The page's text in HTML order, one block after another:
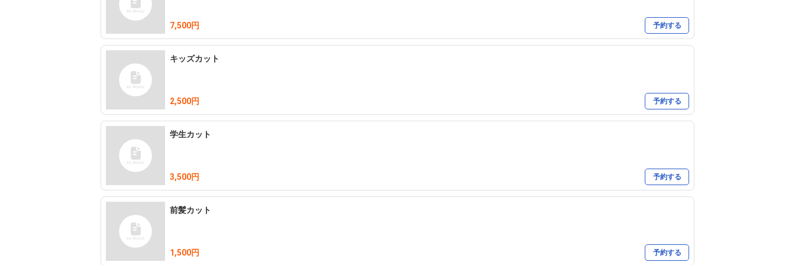
7,500円 予約する
キッズカット
2,500円 予約する
学生カット
3,500円 予約する
前髪カット
1,500円 予約する